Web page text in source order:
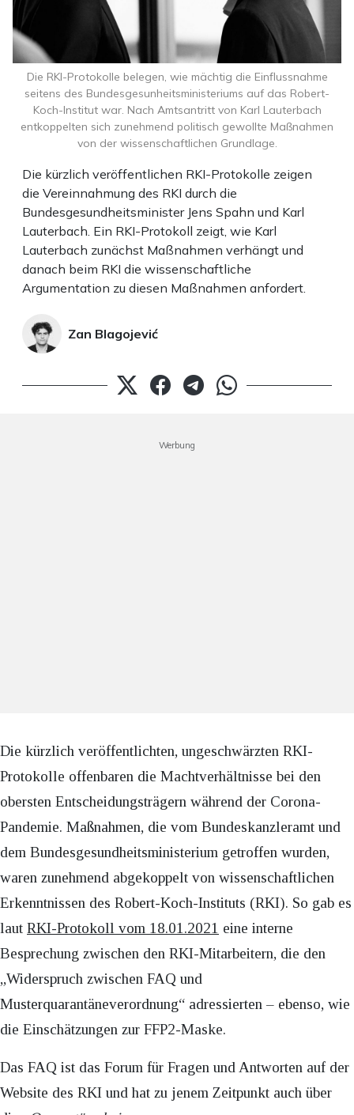
Die kürzlich veröffentlichen RKI-Protokolle zeigen
die Vereinnahmung des RKI durch die
Bundesgesundheitsminister Jens Spahn und Karl
Lauterbach. Ein RKI-Protokoll zeigt, wie Karl
Lauterbach zunächst Maßnahmen verhängt und
danach beim RKI die wissenschaftliche
Argumentation zu diesen Maßnahmen anfordert.
Zan Blagojević
Die RKI-Protokolle belegen, wie mächtig die Einflussnahme
seitens des Bundesgesunheitsministeriums auf das Robert-
Koch-Institut war. Nach Amtsantritt von Karl Lauterbach
entkoppelten sich zunehmend politisch gewollte Maßnahmen
von der wissenschaftlichen Grundlage.
Werbung
Die kürzlich veröffentlichten, ungeschwärzten RKI-
Protokolle offenbaren die Machtverhältnisse bei den
obersten Entscheidungsträgern während der Corona-
Pandemie. Maßnahmen, die vom Bundeskanzleramt und
dem Bundesgesundheitsministerium getroffen wurden,
waren zunehmend abgekoppelt von wissenschaftlichen
Erkenntnissen des Robert-Koch-Instituts (RKI). So gab es
laut RKI-Protokoll vom 18.01.2021 eine interne
Besprechung zwischen den RKI-Mitarbeitern, die den
„Widerspruch zwischen FAQ und
Musterquarantäneverordnung“ adressierten – ebenso, wie
die Einschätzungen zur FFP2-Maske.
Das FAQ ist das Forum für Fragen und Antworten auf der
Website des RKI und hat zu jenem Zeitpunkt auch über